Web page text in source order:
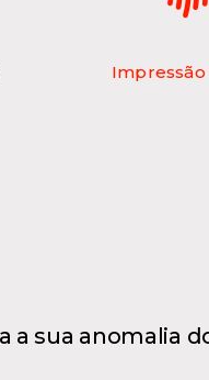
a sua anomalia